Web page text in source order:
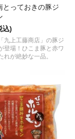
とっておきの豚ジ
込)
九上工藤商店」の豚ジ
登場！ひこま豚と赤ワ
れが絶妙な一品。